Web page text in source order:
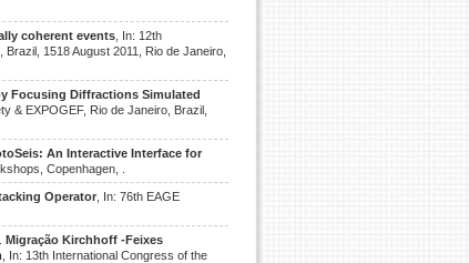
coherent events , In: 12th
1518 August 2011, Rio de Janeiro,
Focusing Diffractions Simulated
& EXPOGEF, Rio de Janeiro, Brazil,
An Interactive Interface for
Copenhagen, .
Operator , In: 76th EAGE
Migração Kirchhoff -Feixes
, In: 13th International Congress of the